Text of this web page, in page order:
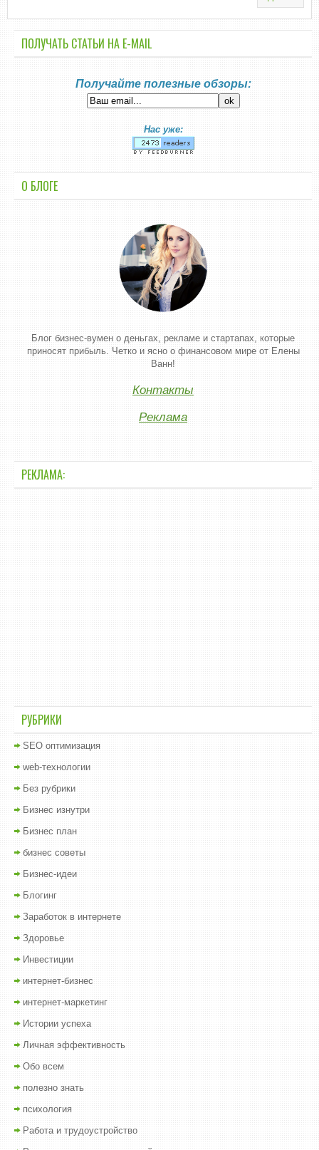
ПОЛУЧАТЬ СТАТЬИ НА E-MАIL
Получайте полезные обзоры:
Нас уже:
О БЛОГЕ
Блог бизнес-вумен о деньгах, рекламе и стартапах, которые
приносят прибыль. Четко и ясно о финансовом мире от Елены
Ванн!
Контакты
Реклама
РЕКЛАМА:
РУБРИКИ
SEO оптимизация
web-технологии
Без рубрики
Бизнес изнутри
Бизнес план
бизнес советы
Бизнес-идеи
Блогинг
Заработок в интернете
Здоровье
Инвестиции
интернет-бизнес
интернет-маркетинг
Истории успеха
Личная эффективность
Обо всем
полезно знать
психология
Работа и трудоустройство